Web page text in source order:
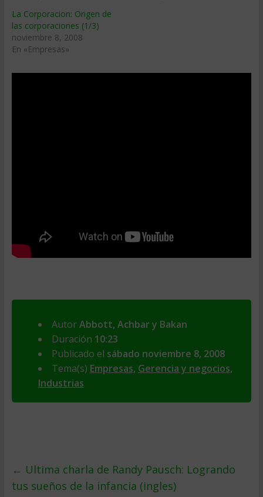
La Corporacion: Origen de
las corporaciones (1/3)
noviembre 8, 2008
En «Empresas»
AutorAbbott, Achbar y Bakan
Duración 10:23
Publicado el sábado noviembre 8, 2008
Tema(s) Empresas, Gerencia y negocios,
Industrias
← Ultima charla de Randy Pausch: Logrando
tus sueños de la infancia (ingles)